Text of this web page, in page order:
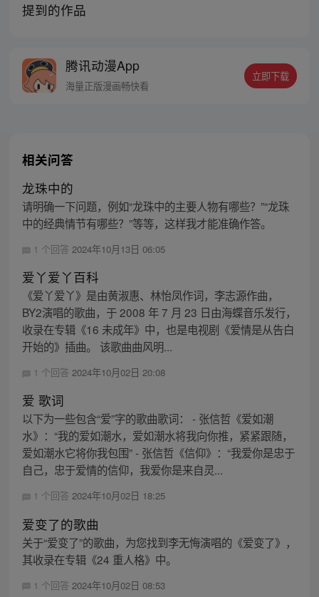
提到的作品
腾讯动漫App
海量正版漫画畅快看
立即下载
相关问答
龙珠中的
请明确一下问题，例如“龙珠中的主要人物有哪些？”“龙珠
中的经典情节有哪些？”等等，这样我才能准确作答。
1 个回答 2024年10月13日 06:05
爱丫爱丫百科
《爱丫爱丫》是由黄淑惠、林怡凤作词，李志源作曲，
BY2演唱的歌曲，于 2008 年 7 月 23 日由海蝶音乐发行，
收录在专辑《16 未成年》中，也是电视剧《爱情是从告白
开始的》插曲。 该歌曲曲风明...
1 个回答 2024年10月02日 20:08
爱 歌词
以下为一些包含“爱”字的歌曲歌词： - 张信哲《爱如潮
水》：“我的爱如潮水，爱如潮水将我向你推，紧紧跟随，
爱如潮水它将你我包围” - 张信哲《信仰》：“我爱你是忠于
自己，忠于爱情的信仰，我爱你是来自灵...
1 个回答 2024年10月02日 18:25
爱变了的歌曲
关于“爱变了”的歌曲，为您找到李无悔演唱的《爱变了》，
其收录在专辑《24 重人格》中。
1 个回答 2024年10月02日 08:53